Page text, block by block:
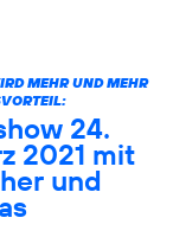
MEHR UND MEHR
24.
2021 mit
und